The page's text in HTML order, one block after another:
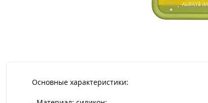
Основные характеристики: